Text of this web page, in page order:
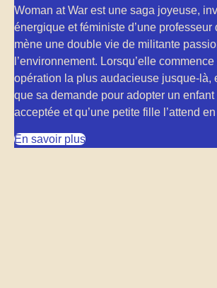
Woman at War est une saga joyeuse,
énergique et féministe d’une professeur
mène une double vie de militante
l’environnement. Lorsqu’elle
opération la plus audacieuse jusque-là,
que sa demande pour adopter un
acceptée et qu’une petite fille l’attend
En savoir plus